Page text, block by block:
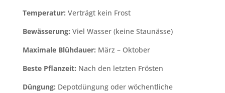
Temperatur: Verträgt kein Frost
Bewässerung: Viel Wasser (keine Staunässe)
Maximale Blühdauer: März – Oktober
Beste Pflanzeit: Nach den letzten Frösten
Düngung: Depotdüngung oder wöchentliche